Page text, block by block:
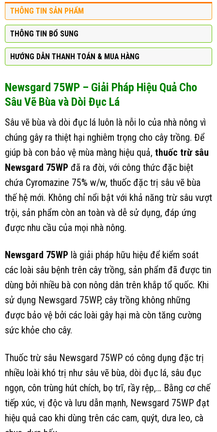
THÔNG TIN SẢN PHẨM
THÔNG TIN BỔ SUNG
HƯỚNG DẪN THANH TOÁN & MUA HÀNG
Newsgard 75WP – Giải Pháp Hiệu Quả Cho
Sâu Vẽ Bùa và Dòi Đục Lá
Sâu vẽ bùa và dòi đục lá luôn là nỗi lo của nhà nông vì
chúng gây ra thiệt hại nghiêm trọng cho cây trồng. Để
giúp bà con bảo vệ mùa màng hiệu quả, thuốc trừ sâu
Newsgard 75WP đã ra đời, với công thức đặc biệt
chứa Cyromazine 75% w/w, thuốc đặc trị sâu vẽ bùa
thế hệ mới. Không chỉ nổi bật với khả năng trừ sâu vượt
trội, sản phẩm còn an toàn và dễ sử dụng, đáp ứng
được nhu cầu của mọi nhà nông.
Newsgard 75WP là giải pháp hữu hiệu để kiểm soát
các loài sâu bệnh trên cây trồng, sản phẩm đã được tin
dùng bởi nhiều bà con nông dân trên khắp tổ quốc. Khi
sử dụng Newsgard 75WP, cây trồng không những
được bảo vệ bởi các loài gây hại mà còn tăng cường
sức khỏe cho cây.
Thuốc trừ sâu Newsgard 75WP có công dụng đặc trị
nhiều loài khó trị như sâu vẽ bùa, dòi đục lá, sâu đục
ngọn, côn trùng hút chích, bọ trĩ, rầy rệp,… Bằng cơ chế
tiếp xúc, vị độc và lưu dẫn mạnh, Newsgard 75WP đạt
hiệu quả cao khi dùng trên các cam, quýt, dưa leo, cà